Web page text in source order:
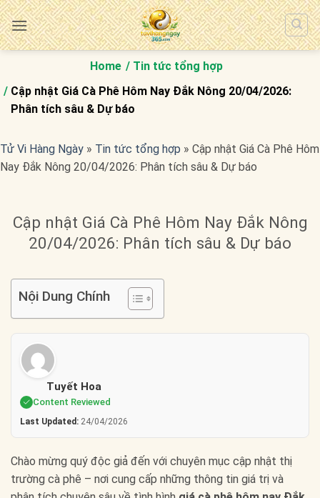
Bỏ
qua
nội
Home
Tin tức tổng hợp
Cập nhật Giá Cà Phê Hôm Nay Đắk Nông 20/04/2026:
Phân tích sâu & Dự báo
Tử Vi Hàng Ngày » Tin tức tổng hợp » Cập nhật Giá Cà Phê Hôm
Nay Đắk Nông 20/04/2026: Phân tích sâu & Dự báo
Cập nhật Giá Cà Phê Hôm Nay Đắk Nông
20/04/2026: Phân tích sâu & Dự báo
Nội Dung Chính
Tuyết Hoa
Content Reviewed
Last Updated: 24/04/2026
Chào mừng quý độc giả đến với chuyên mục cập nhật thị
trường cà phê – nơi cung cấp những thông tin giá trị và